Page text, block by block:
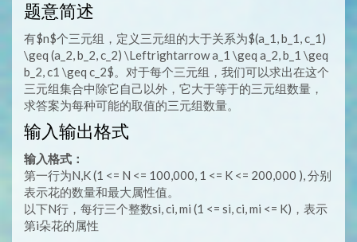
题意简述
有$n$个三元组，定义三元组的大于关系为$(a_1, b_1, c_1)
\geq (a_2, b_2, c_2) \Leftrightarrow a_1 \geq a_2, b_1 \geq
b_2, c1 \geq c_2$。对于每个三元组，我们可以求出在这个
三元组集合中除它自己以外，它大于等于的三元组数量，
求答案为每种可能的取值的三元组数量。
输入输出格式
输入格式：
第一行为N,K (1 <= N <= 100,000, 1 <= K <= 200,000 ), 分别
表示花的数量和最大属性值。
以下N行，每行三个整数si, ci, mi (1 <= si, ci, mi <= K)，表示
第i朵花的属性